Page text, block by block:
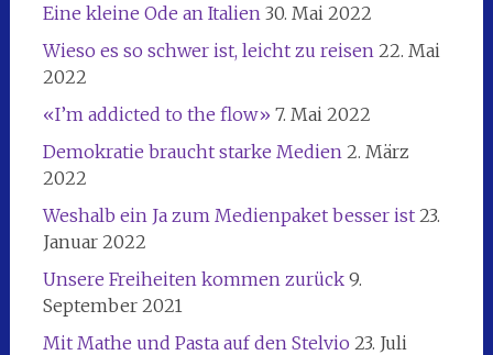
Eine kleine Ode an Italien 30. Mai 2022
Wieso es so schwer ist, leicht zu reisen 22. Mai
2022
«I’m addicted to the flow» 7. Mai 2022
Demokratie braucht starke Medien 2. März
2022
Weshalb ein Ja zum Medienpaket besser ist 23.
Januar 2022
Unsere Freiheiten kommen zurück 9.
September 2021
Mit Mathe und Pasta auf den Stelvio 23. Juli